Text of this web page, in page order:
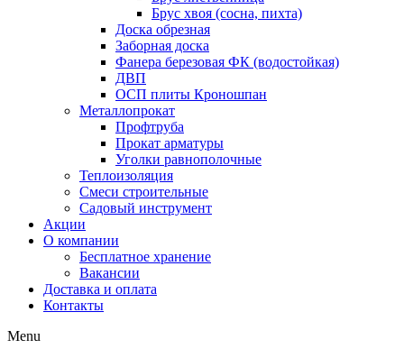
Брус хвоя (сосна, пихта)
Доска обрезная
Заборная доска
Фанера березовая ФК (водостойкая)
ДВП
ОСП плиты Кроношпан
Металлопрокат
Профтруба
Прокат арматуры
Уголки равнополочные
Теплоизоляция
Смеси строительные
Садовый инструмент
Акции
О компании
Бесплатное хранение
Вакансии
Доставка и оплата
Контакты
Menu